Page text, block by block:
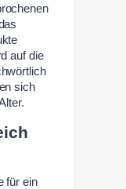
auf die
sich
für ein